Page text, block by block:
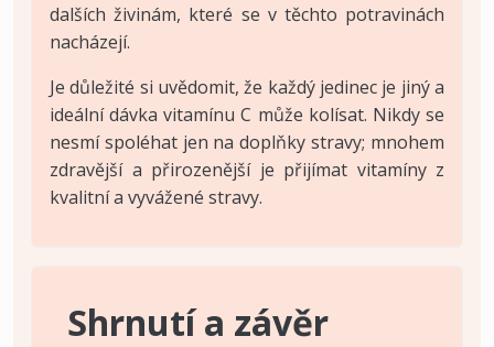
dalších živinám, které se v těchto potravinách
nacházejí.
Je důležité si uvědomit, že každý jedinec je jiný a
ideální dávka vitamínu C může kolísat. Nikdy se
nesmí spoléhat jen na doplňky stravy; mnohem
zdravější a přirozenější je přijímat vitamíny z
kvalitní a vyvážené stravy.
Shrnutí a závěr